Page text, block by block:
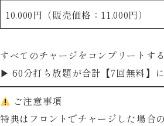
10,000円（販売価格：11,000円）
すべてのチャージをコンプリートす
▶60分打ち放題が合計【7回無料】
ご注意事項
特典は フロントでチャージした場合